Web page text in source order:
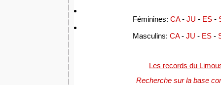
Féminines: CA- JU - ES -
Masculins:CA-JU - ES -
Les records du
Recherche sur la base